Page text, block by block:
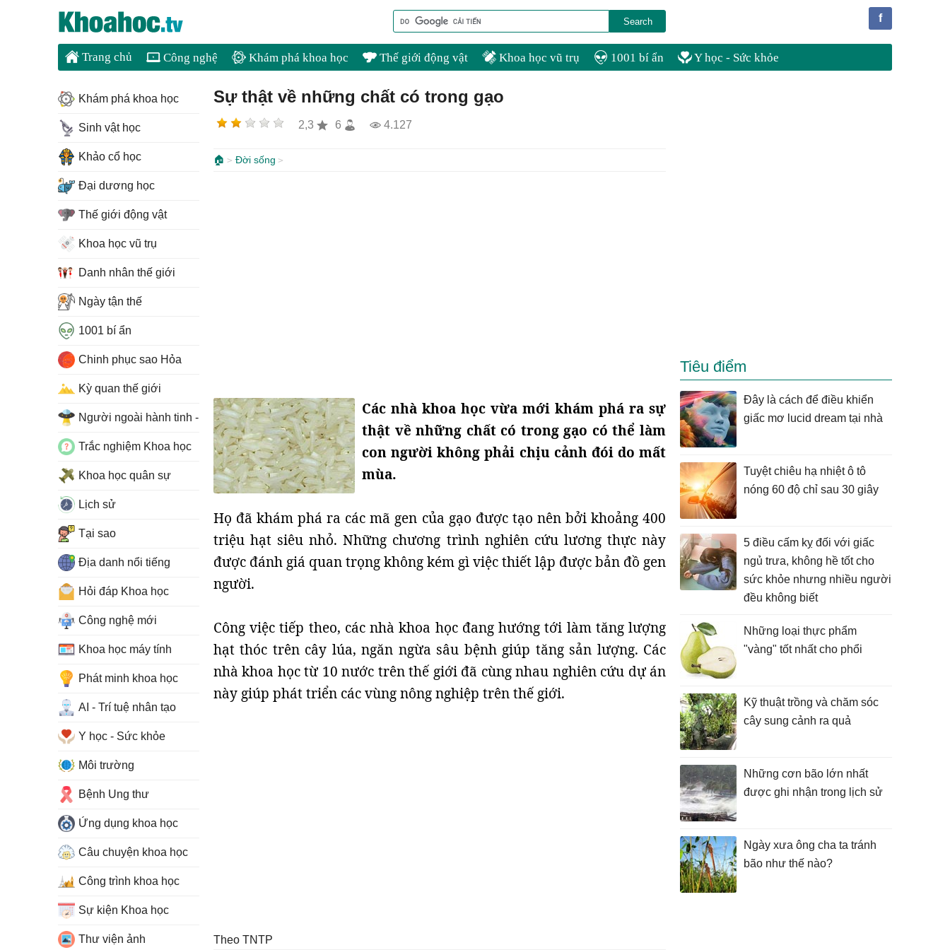
f
Trang chủ Công nghệ Khám phá khoa học Thế giới động vật Khoa học vũ trụ 1001 bí ẩn Y học - Sức khỏe
Sự thật về những chất có trong gạo
2,3 6 4.127
🏠 Đời sống
Các nhà khoa học vừa mới khám phá ra sự
thật về những chất có trong gạo có thể làm
con người không phải chịu cảnh đói do mất
mùa.
Họ đã khám phá ra các mã gen của gạo được tạo nên bởi khoảng 400
triệu hạt siêu nhỏ. Những chương trình nghiên cứu lương thực này
được đánh giá quan trọng không kém gì việc thiết lập được bản đồ gen
người.
Công việc tiếp theo, các nhà khoa học đang hướng tới làm tăng lượng
hạt thóc trên cây lúa, ngăn ngừa sâu bệnh giúp tăng sản lượng. Các
nhà khoa học từ 10 nước trên thế giới đã cùng nhau nghiên cứu dự án
này giúp phát triển các vùng nông nghiệp trên thế giới.
Theo TNTP
Tiêu điểm
Đây là cách để điều khiển
giấc mơ lucid dream tại nhà
Tuyệt chiêu hạ nhiệt ô tô
nóng 60 độ chỉ sau 30 giây
5 điều cấm kỵ đối với giấc
ngủ trưa, không hề tốt cho
sức khỏe nhưng nhiều người
đều không biết
Những loại thực phẩm
"vàng" tốt nhất cho phổi
Kỹ thuật trồng và chăm sóc
cây sung cảnh ra quả
Những cơn bão lớn nhất
được ghi nhận trong lịch sử
Ngày xưa ông cha ta tránh
bão như thế nào?
Khám phá khoa học
Sinh vật học
Khảo cổ học
Đại dương học
Thế giới động vật
Khoa học vũ trụ
Danh nhân thế giới
Ngày tận thế
1001 bí ẩn
Chinh phục sao Hỏa
Kỳ quan thế giới
Người ngoài hành tinh - UFO
Trắc nghiệm Khoa học
Khoa học quân sự
Lịch sử
Tại sao
Địa danh nổi tiếng
Hỏi đáp Khoa học
Công nghệ mới
Khoa học máy tính
Phát minh khoa học
AI - Trí tuệ nhân tạo
Y học - Sức khỏe
Môi trường
Bệnh Ung thư
Ứng dụng khoa học
Câu chuyện khoa học
Công trình khoa học
Sự kiện Khoa học
Thư viện ảnh